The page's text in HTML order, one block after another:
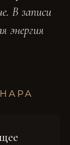
В записи
энергия